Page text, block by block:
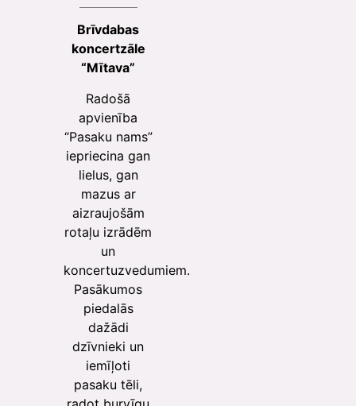
Brīvdabas
koncertzāle
“Mītava”
Radošā
apvienība
“Pasaku nams”
iepriecina gan
lielus, gan
mazus ar
aizraujošām
rotaļu izrādēm
un
koncertuzvedumiem.
Pasākumos
piedalās
dažādi
dzīvnieki un
iemīļoti
pasaku tēli,